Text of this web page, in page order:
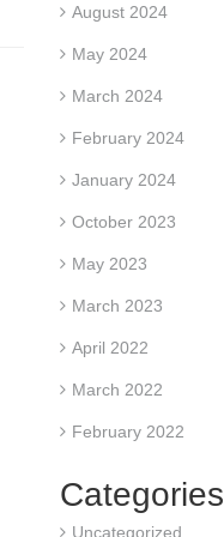
August 2024
May 2024
March 2024
February 2024
January 2024
October 2023
May 2023
March 2023
April 2022
March 2022
February 2022
Categories
Uncategorized